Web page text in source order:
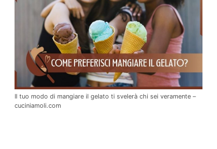
Il tuo modo di mangiare il gelato ti svelerà chi sei veramente –
cuciniamoli.com